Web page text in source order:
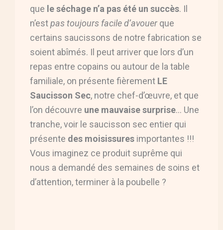
que le séchage n’a pas été un succès. Il
n’estpas toujours facile d’avouerque
certains saucissons de notre fabrication se
soient abîmés. Il peut arriver que lors d’un
repas entre copains ou autour de la table
familiale, on présente fièrement LE
Saucisson Sec, notre chef-d’œuvre, et que
l’on découvre une mauvaise surprise… Une
tranche, voir le saucisson sec entier qui
présente des moisissuresimportantes !!!
Vous imaginez ce produit suprême qui
nous a demandé des semaines de soins et
d’attention, terminer à la poubelle ?